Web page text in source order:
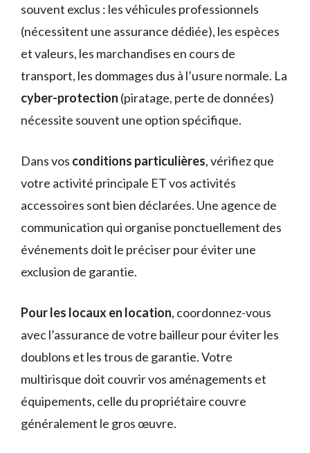
souvent exclus : les véhicules professionnels
(nécessitent une assurance dédiée), les espèces
et valeurs, les marchandises en cours de
transport, les dommages dus à l’usure normale. La
cyber-protection (piratage, perte de données)
nécessite souvent une option spécifique.
Dans vos conditions particulières, vérifiez que
votre activité principale ET vos activités
accessoires sont bien déclarées. Une agence de
communication qui organise ponctuellement des
événements doit le préciser pour éviter une
exclusion de garantie.
Pour les locaux en location, coordonnez-vous
avec l’assurance de votre bailleur pour éviter les
doublons et les trous de garantie. Votre
multirisque doit couvrir vos aménagements et
équipements, celle du propriétaire couvre
généralement le gros œuvre.